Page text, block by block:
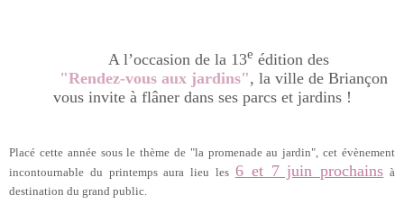
A l’occasion de la 13e édition des
"Rendez-vous aux jardins", la ville de Briançon
vous invite à flâner dans ses parcs et jardins !
Placé cette année sous le thème de "la promenade au jardin", cet évènement
incontournable du printemps aura lieu les 6 et 7 juin prochains à
destination du grand public.